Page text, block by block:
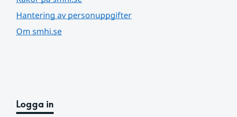
Hantering av personuppgifter
Om smhi.se
Logga in